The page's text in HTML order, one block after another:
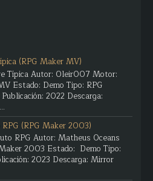
(RPG Maker MV)
Típica Autor: Oleir007 Motor:
Estado: Demo Tipo: RPG
2022 Descarga:
(RPG Maker 2003)
RPG Autor: Matheus Oceans
2003 Estado: Demo Tipo:
2023 Descarga: Mirror